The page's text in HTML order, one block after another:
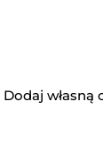
Dodaj własną